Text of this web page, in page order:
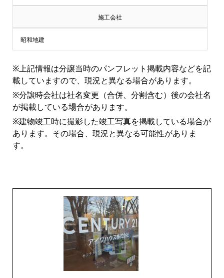
マ
ン
シ
ョ
ン
施工会社
昭和地建
※上記情報は分譲当時のパンフレット掲載内容などを記
載していますので、現況と異なる場合があります。
※分譲時会社は社名変更（合併、分割含む）後の会社名
が掲載している場合があります。
※建物竣工時に撮影した竣工写真を掲載している場合が
あります。その場合、現況と異なる可能性がありま
す。